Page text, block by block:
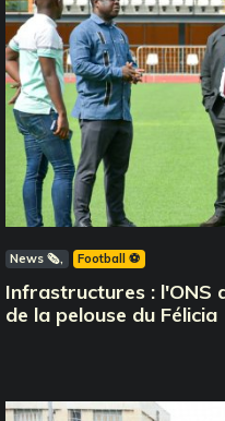
News 🗞️ Football ⚽️
Infrastructures : l'ONS
de la pelouse du Félicia